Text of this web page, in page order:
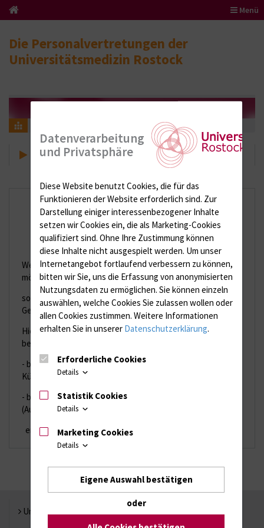
Menü
Die Personalvertretungen der
Universitätsmedizin Rostock
Vorzeitiger Renteneintritt
Was ist zu beachten?
Wenn ein Arbeitnehmer vorzeitig eine Rente beanspruchen
möchte,
sollte er 6 Monate vor Renteneintrittsdatum ein klärendes
Gespräch mit dem Arbeitgeber führen.
Hierbei sollten die Modalitäten des Ausscheidens
besprochen werden.
- bei Ausscheiden durch Kündigung sind die
Kündigungsfristen zu beachten
- bei Ausscheiden in beiderseitigem Einvernehmen
(Aufhebungsvertrag)
ergeben sich keine Fristen
Universität Rostock
Datenverarbeitung
und Privatsphäre
Diese Website benutzt Cookies, die für das
Funktionieren der Website erforderlich sind. Zur
Darstellung einiger interessenbezogener Inhalte
setzen wir Cookies ein, die als Marketing-Cookies
qualifiziert sind. Ohne Ihre Zustimmung können
diese Inhalte nicht ausgespielt werden. Um unser
Internetangebot fortlaufend verbessern zu können,
bitten wir Sie, uns die Erfassung von anonymisierten
Nutzungsdaten zu ermöglichen. Sie können einzeln
auswählen, welche Cookies Sie zulassen wollen oder
allen Cookies zustimmen. Weitere Informationen
erhalten Sie in unserer Datenschutzerklärung.
Erforderliche Cookies
Details
Statistik Cookies
Details
Marketing Cookies
Details
Eigene Auswahl bestätigen
oder